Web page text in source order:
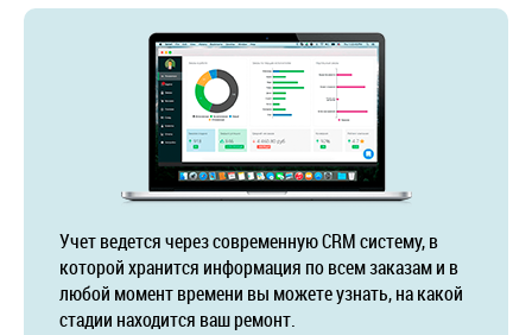
Учет ведется через современную CRM систему, в
которой хранится информация по всем заказам и в
любой момент времени вы можете узнать, на какой
стадии находится ваш ремонт.